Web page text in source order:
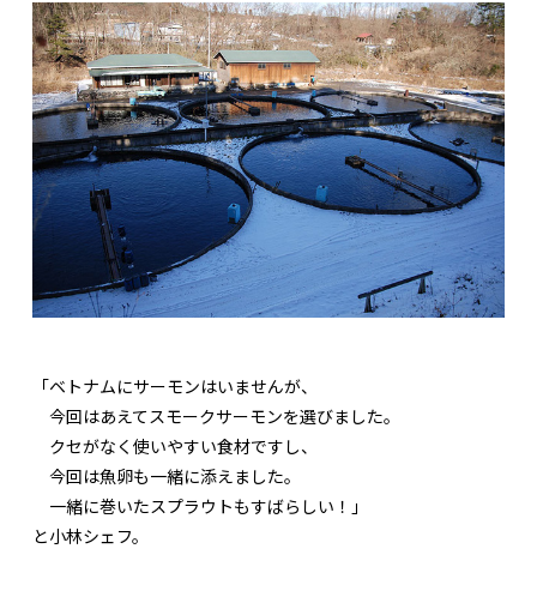
「ベトナムにサーモンはいませんが、
今回はあえてスモークサーモンを選びました。
クセがなく使いやすい食材ですし、
今回は魚卵も一緒に添えました。
一緒に巻いたスプラウトもすばらしい！」
と小林シェフ。